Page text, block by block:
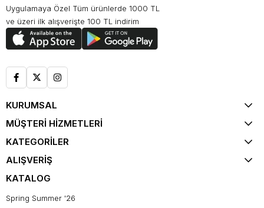
Uygulamaya Özel Tüm ürünlerde 1000 TL
ve üzeri ilk alışverişte 100 TL indirim
KURUMSAL
MÜŞTERİ HİZMETLERİ
KATEGORİLER
ALIŞVERİŞ
KATALOG
Spring Summer '26